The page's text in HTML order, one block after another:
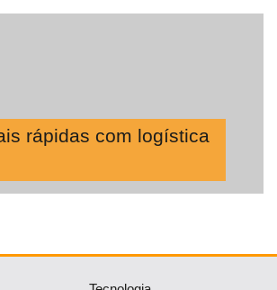
rápidas com logística